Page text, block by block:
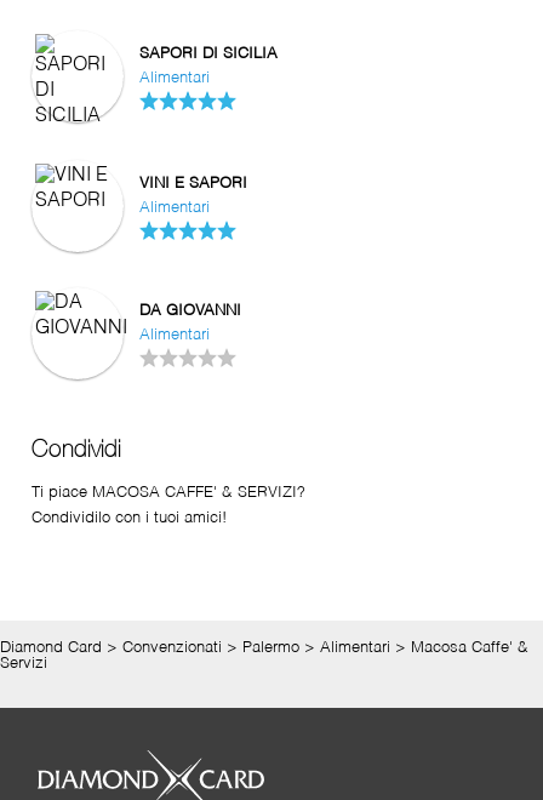
SAPORI DI SICILIA
Alimentari
VINI E SAPORI
Alimentari
DA GIOVANNI
Alimentari
Condividi
Ti piace MACOSA CAFFE' & SERVIZI?
Condividilo con i tuoi amici!
Diamond Card > Convenzionati > Palermo > Alimentari > Macosa Caffe' &
Servizi